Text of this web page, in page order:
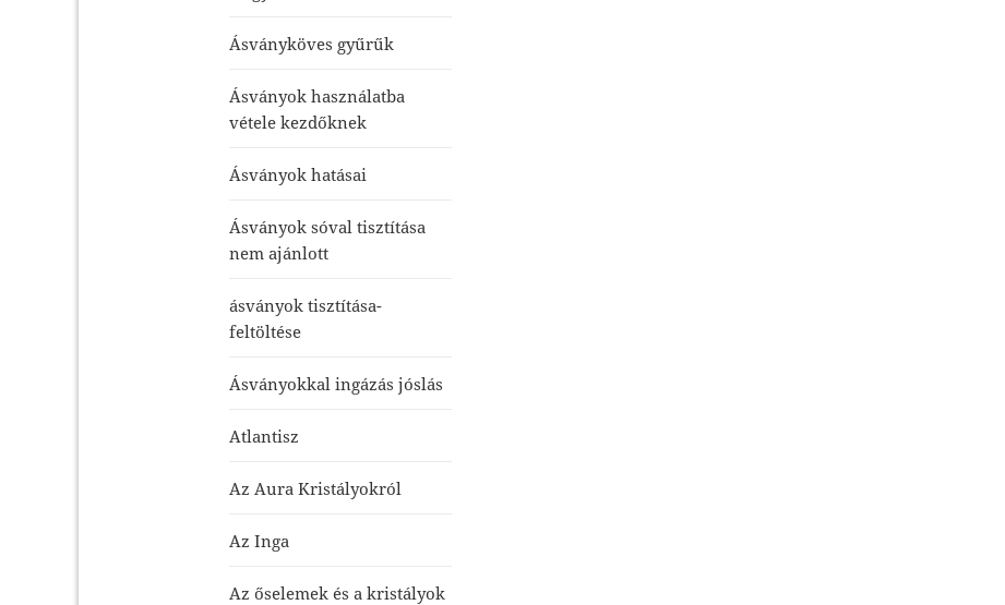
Ásványköves gyűrűk
Ásványok használatba
vétele kezdőknek
Ásványok hatásai
Ásványok sóval tisztítása
nem ajánlott
ásványok tisztítása-
feltöltése
Ásványokkal ingázás jóslás
Atlantisz
Az Aura Kristályokról
Az Inga
Az őselemek és a kristályok